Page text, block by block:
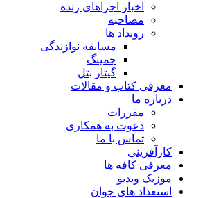
اخبار اجراهای زنده
مصاحبه
رویداد ها
مسابقه نوازندگی
جمینگ
گیتار بتل
معرفی کتاب و مقالات
درباره ما
مقررات
دعوت به همکاری
تماس با ما
کارآفرینی
معرفی کافه ها
موزیک ویدیو
استعداد های جوان